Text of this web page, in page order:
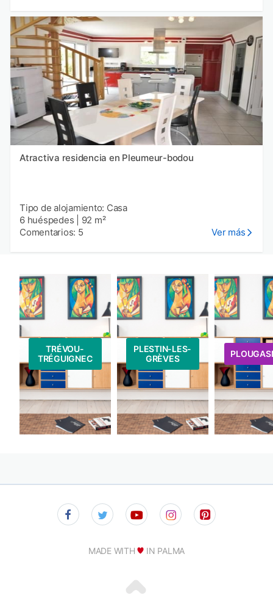
Atractiva residencia en Pleumeur-bodou
Tipo de alojamiento: Casa
6 huéspedes
92 m²
Comentarios: 5
Ver más
TRÉVOU-
TRÉGUIGNEC
PLESTIN-LES-
GRÈVES
MADE WITH IN PALMA